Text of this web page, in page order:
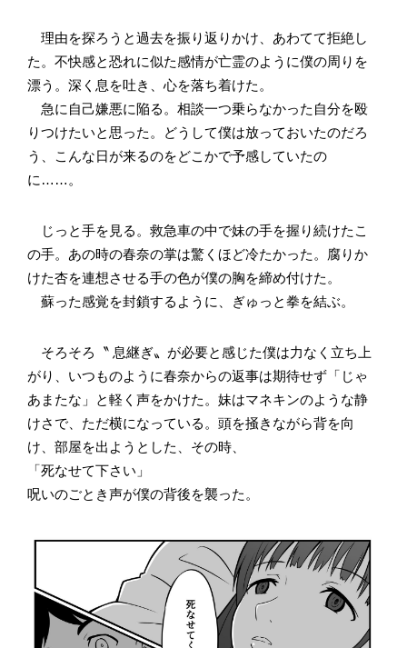
理由を探ろうと過去を振り返りかけ、あわてて拒絶し
た。不快感と恐れに似た感情が亡霊のように僕の周りを
漂う。深く息を吐き、心を落ち着けた。
急に自己嫌悪に陥る。相談一つ乗らなかった自分を殴
りつけたいと思った。どうして僕は放っておいたのだろ
う、こんな日が来るのをどこかで予感していたの
に……。
じっと手を見る。救急車の中で妹の手を握り続けたこ
の手。あの時の春奈の掌は驚くほど冷たかった。腐りか
けた杏を連想させる手の色が僕の胸を締め付けた。
蘇った感覚を封鎖するように、ぎゅっと拳を結ぶ。
そろそろ〝 息継ぎ〟が必要と感じた僕は力なく立ち上
がり、いつものように春奈からの返事は期待せず「じゃ
あまたな」と軽く声をかけた。妹はマネキンのような静
けさで、ただ横になっている。頭を掻きながら背を向
け、部屋を出ようとした、その時、
「死なせて下さい」
呪いのごとき声が僕の背後を襲った。